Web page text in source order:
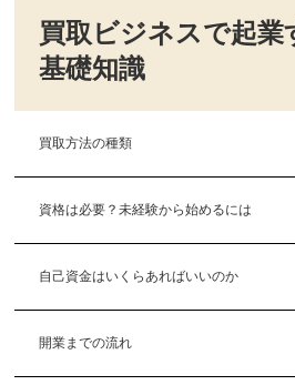
買取ビジネスで起業
基礎知識
買取方法の種類
資格は必要？未経験から始めるには
自己資金はいくらあればいいのか
開業までの流れ